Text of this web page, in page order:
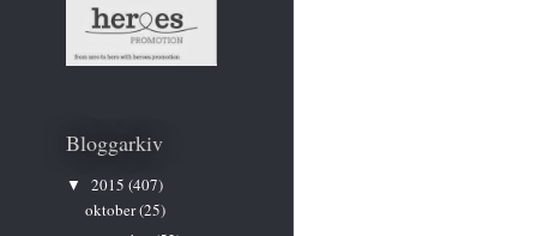
Bloggarkiv
▼ 2015 (407)
oktober(25)